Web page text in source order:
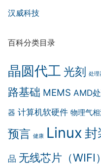
汉威科技
百科分类目录
晶圆代工 光刻 处理
路基础 MEMS AMD
器 计算机软硬件 物理气
预言 健康 Linux封
品 无线芯片（WIFI）